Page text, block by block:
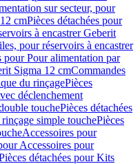
sur secteur, pour
cmPièces détachées pour
à encastrer Geberit
pour réservoirs à encastrer
pour Pour alimentation par
Sigma 12 cmCommandes
du rinçagePièces
déclenchement
touchePièces détachées
simple touchePièces
Accessoires pour
Accessoires pour
détachées pour Kits